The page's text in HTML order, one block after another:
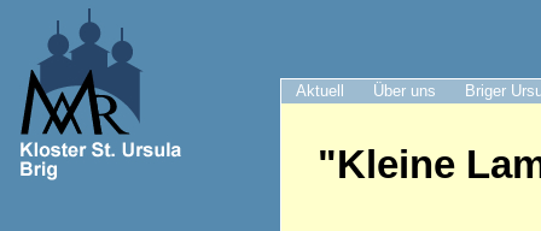
Aktuell Über uns Briger
"Kleine